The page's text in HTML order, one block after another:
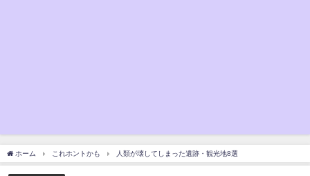
ホーム これホントかも 人類が壊してしまった遺跡・観光地8選